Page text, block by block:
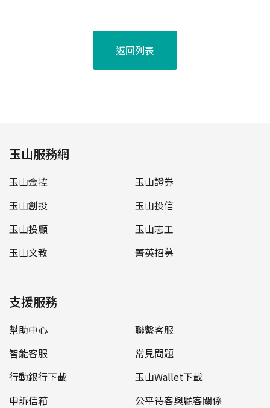
返回列表
玉山服務網
玉山金控
玉山證券
玉山創投
玉山投信
玉山投顧
玉山志工
玉山文教
菁英招募
支援服務
幫助中心
聯繫客服
智能客服
常見問題
行動銀行下載
玉山Wallet下載
申訴信箱
公平待客與顧客關係